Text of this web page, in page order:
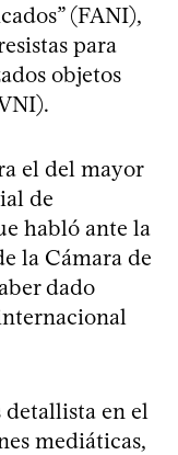
(FANI),
para
objetos
el del mayor
de
habló ante la
la Cámara de
dado
detallista en el
mediáticas,